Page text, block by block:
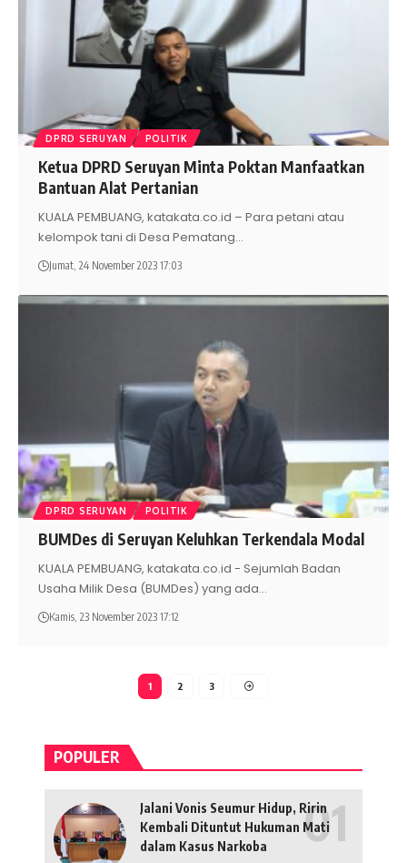
DPRD SERUYAN POLITIK
Ketua DPRD Seruyan Minta Poktan Manfaatkan
Bantuan Alat Pertanian
KUALA PEMBUANG, katakata.co.id – Para petani atau
kelompok tani di Desa Pematang…
Jumat, 24 November 2023 17:03
DPRD SERUYAN POLITIK
BUMDes di Seruyan Keluhkan Terkendala Modal
KUALA PEMBUANG, katakata.co.id - Sejumlah Badan
Usaha Milik Desa (BUMDes) yang ada…
Kamis, 23 November 2023 17:12
1 2 3
POPULER
Jalani Vonis Seumur Hidup, Ririn
Kembali Dituntut Hukuman Mati
dalam Kasus Narkoba